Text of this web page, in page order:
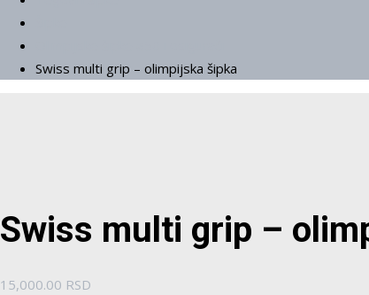
Swiss multi grip – olimpijska šipka
Swiss multi grip –
15,000.00 RSD